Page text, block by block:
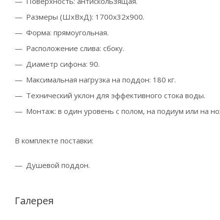
Размеры (ШхВхД): 1700x32x900.
Форма: прямоугольная.
Расположение слива: сбоку.
Диаметр сифона: 90.
Максимальная нагрузка на поддон: 180 кг.
Технический уклон для эффективного стока воды.
Монтаж: в один уровень с полом, на подиум или на
В комплекте поставки:
Душевой поддон.
Галерея